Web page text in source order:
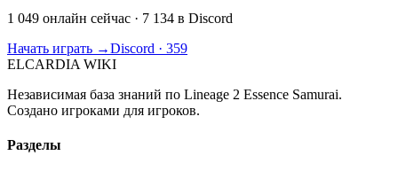
1 049 онлайн сейчас · 7 134 в Discord
Начать играть →Discord · 359
ELCARDIA WIKI
Независимая база знаний по Lineage 2 Essence Samurai.
Создано игроками для игроков.
Разделы